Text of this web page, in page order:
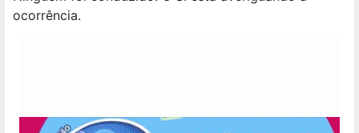
ocorrência.